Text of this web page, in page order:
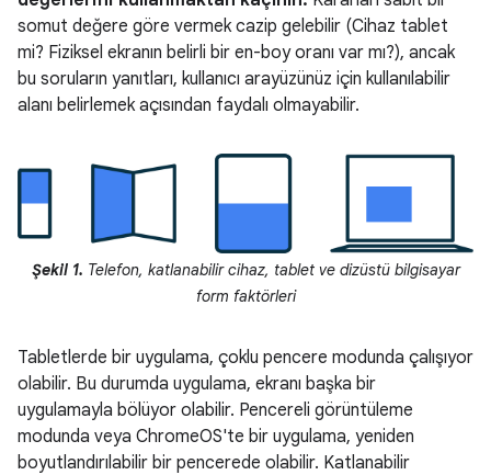
somut değere göre vermek cazip gelebilir (Cihaz tablet
mi? Fiziksel ekranın belirli bir en-boy oranı var mı?), ancak
bu soruların yanıtları, kullanıcı arayüzünüz için kullanılabilir
alanı belirlemek açısından faydalı olmayabilir.
Şekil 1. Telefon, katlanabilir cihaz, tablet ve dizüstü bilgisayar
form faktörleri
Tabletlerde bir uygulama, çoklu pencere modunda çalışıyor
olabilir. Bu durumda uygulama, ekranı başka bir
uygulamayla bölüyor olabilir. Pencereli görüntüleme
modunda veya ChromeOS'te bir uygulama, yeniden
boyutlandırılabilir bir pencerede olabilir. Katlanabilir